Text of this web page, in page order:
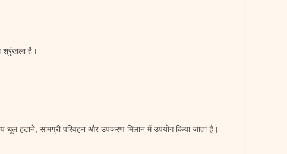
श्रृंखला है।
धूल हटाने, सामग्री परिवहन और उपकरण मिलान में उपयोग किया जाता है।